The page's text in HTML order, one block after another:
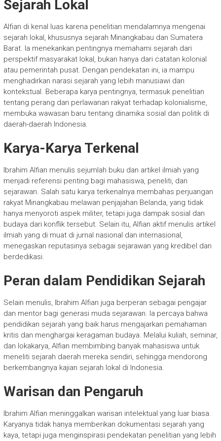
Sejarah Lokal
Alfian di kenal luas karena penelitian mendalamnya mengenai
sejarah lokal, khususnya sejarah Minangkabau dan Sumatera
Barat. Ia menekankan pentingnya memahami sejarah dari
perspektif masyarakat lokal, bukan hanya dari catatan kolonial
atau pemerintah pusat. Dengan pendekatan ini, ia mampu
menghadirkan narasi sejarah yang lebih manusiawi dan
kontekstual. Beberapa karya pentingnya, termasuk penelitian
tentang perang dan perlawanan rakyat terhadap kolonialisme,
membuka wawasan baru tentang dinamika sosial dan politik di
daerah-daerah Indonesia.
Karya-Karya Terkenal
Ibrahim Alfian menulis sejumlah buku dan artikel ilmiah yang
menjadi referensi penting bagi mahasiswa, peneliti, dan
sejarawan. Salah satu karya terkenalnya membahas perjuangan
rakyat Minangkabau melawan penjajahan Belanda, yang tidak
hanya menyoroti aspek militer, tetapi juga dampak sosial dan
budaya dari konflik tersebut. Selain itu, Alfian aktif menulis artikel
ilmiah yang di muat di jurnal nasional dan internasional,
menegaskan reputasinya sebagai sejarawan yang kredibel dan
berdedikasi.
Peran dalam Pendidikan Sejarah
Selain menulis, Ibrahim Alfian juga berperan sebagai pengajar
dan mentor bagi generasi muda sejarawan. Ia percaya bahwa
pendidikan sejarah yang baik harus mengajarkan pemahaman
kritis dan menghargai keragaman budaya. Melalui kuliah, seminar,
dan lokakarya, Alfian membimbing banyak mahasiswa untuk
meneliti sejarah daerah mereka sendiri, sehingga mendorong
berkembangnya kajian sejarah lokal di Indonesia.
Warisan dan Pengaruh
Ibrahim Alfian meninggalkan warisan intelektual yang luar biasa.
Karyanya tidak hanya memberikan dokumentasi sejarah yang
kaya, tetapi juga menginspirasi pendekatan penelitian yang lebih